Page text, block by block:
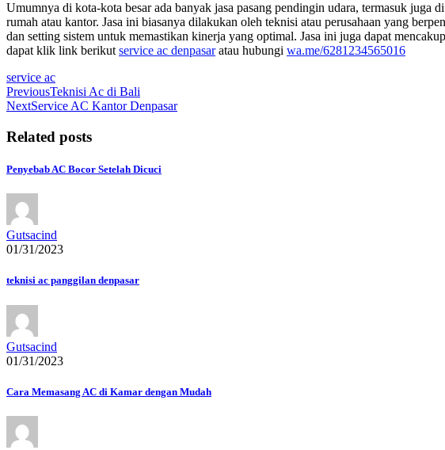
Umumnya di kota-kota besar ada banyak jasa pasang pendingin udara, termasuk juga
rumah atau kantor. Jasa ini biasanya dilakukan oleh teknisi atau perusahaan yang
dan setting sistem untuk memastikan kinerja yang optimal. Jasa ini juga dapat
dapat klik link berikut service ac denpasaratau hubungi wa.me/6281234565016
service ac
Navigasi
pos
PreviousTeknisi Ac di Bali
NextService AC Kantor Denpasar
Related posts
Penyebab AC Bocor Setelah Dicuci
Gutsacind
01/31/2023
teknisi ac panggilan denpasar
Gutsacind
01/31/2023
Cara Memasang AC di Kamar dengan Mudah